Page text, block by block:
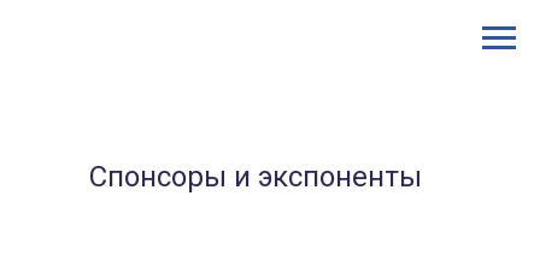
Спонсоры и экспоненты